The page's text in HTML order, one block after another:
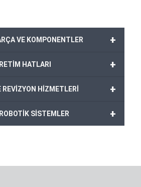
+
VE KOMPONENTLER
+
HATLARI
+
REVİZYON HİZMETLERİ
+
SİSTEMLER